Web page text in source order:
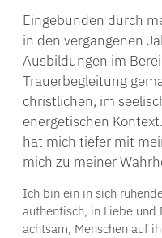
Eingebunden durch
in den vergangenen
Ausbildungen im
Trauerbegleitung
christlichen, im
energetischen
hat mich tiefer mit
mich zu meiner
Ich bin ein in sich
authentisch, in Liebe
achtsam, Menschen auf